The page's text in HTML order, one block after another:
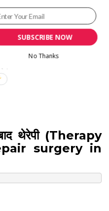
सर्जरी के बाद उपचार की
ऊतक क्षतिग्रस्त कण्डरा को
थेरेपी (Therapy
surgery in
SUBSCRIBE NOW
No Thanks